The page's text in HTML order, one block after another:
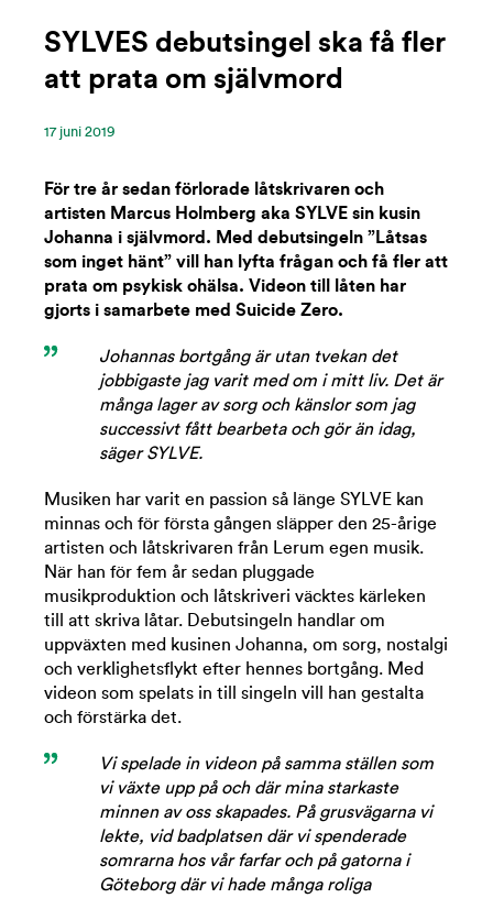
SYLVES debutsingel ska få fler
att prata om självmord
17 ‪juni‬ 2019
För tre år sedan förlorade låtskrivaren och
artisten Marcus Holmberg aka SYLVE sin kusin
Johanna i självmord. Med debutsingeln ”Låtsas
som inget hänt” vill han lyfta frågan och få fler att
prata om psykisk ohälsa. Videon till låten har
gjorts i samarbete med Suicide Zero.
Johannas bortgång är utan tvekan det
jobbigaste jag varit med om i mitt liv. Det är
många lager av sorg och känslor som jag
successivt fått bearbeta och gör än idag,
säger SYLVE.
Musiken har varit en passion så länge SYLVE kan
minnas och för första gången släpper den 25-årige
artisten och låtskrivaren från Lerum egen musik.
När han för fem år sedan pluggade
musikproduktion och låtskriveri väcktes kärleken
till att skriva låtar. Debutsingeln handlar om
uppväxten med kusinen Johanna, om sorg, nostalgi
och verklighetsflykt efter hennes bortgång. Med
videon som spelats in till singeln vill han gestalta
och förstärka det.
Vi spelade in videon på samma ställen som
vi växte upp på och där mina starkaste
minnen av oss skapades. På grusvägarna vi
lekte, vid badplatsen där vi spenderade
somrarna hos vår farfar och på gatorna i
Göteborg där vi hade många roliga